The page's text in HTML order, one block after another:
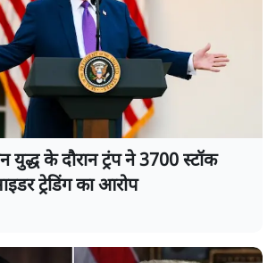
युद्ध के दौरान ट्रंप ने 3700 स्टॉक
ट्रेडिंग का आरोप